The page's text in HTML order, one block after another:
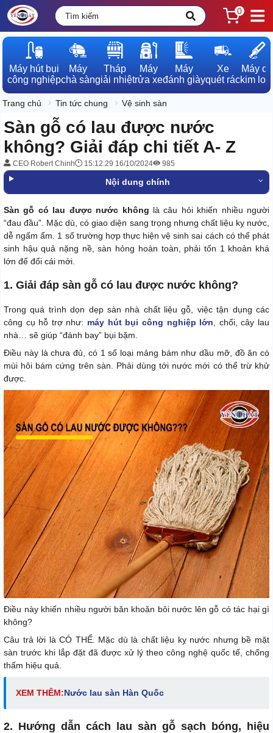
0
Máy hút bụi
công nghiệp
Máy
chà sàn
Tháp
giải nhiệt
Máy
rửa xe
Máy
đánh giày
Xe
quét rác
Máy dò
kim loại
Trang chủ Tin tức chung Vệ sinh sàn
Sàn gỗ có lau được nước
không? Giải đáp chi tiết A- Z
CEO Robert Chinh 15:12:29 16/10/2024 985
Nội dung chính
Sàn gỗ có lau được nước không là câu hỏi khiến nhiều người
“đau đầu”. Mặc dù, có giao diện sang trọng nhưng chất liệu kỵ nước,
dễ ngấm ẩm. 1 số trường hợp thực hiện vệ sinh sai cách có thể phát
sinh hậu quả nặng nề, sàn hỏng hoàn toàn, phải tốn 1 khoản khá
lớn để đổi cái mới.
1. Giải đáp sàn gỗ có lau được nước không?
Trong quá trình dọn dẹp sàn nhà chất liệu gỗ, việc tận dụng các
công cụ hỗ trợ như: máy hút bụi công nghiệp lớn , chổi, cây lau
nhà… sẽ giúp “đánh bay” bụi bặm.
Điều này là chưa đủ, có 1 số loại mảng bám như dầu mỡ, đồ ăn có
mùi hôi bám cứng trên sàn. Phải dùng tới nước mới có thể trừ khử
được.
Điều này khiến nhiều người băn khoăn bôi nước lên gỗ có tác hại gì
không?
Câu trả lời là CÓ THỂ. Mặc dù là chất liệu kỵ nước nhưng bề mặt
sàn trước khi lắp đặt đã được xử lý theo công nghệ quốc tế, chống
thấm hiệu quả.
XEM THÊM:Nước lau sàn Hàn Quốc
2. Hướng dẫn cách lau sàn gỗ sạch bóng, hiệu